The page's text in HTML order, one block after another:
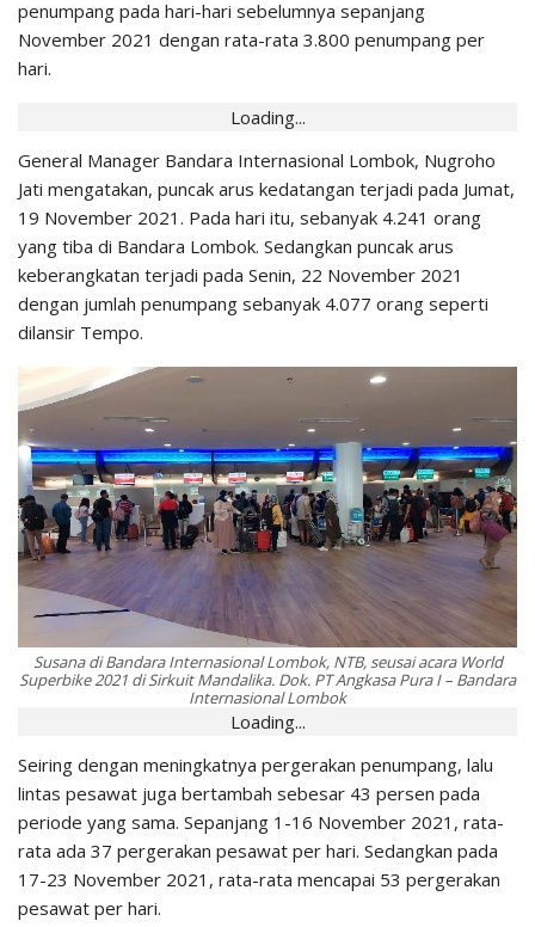
penumpang pada hari-hari sebelumnya sepanjang
November 2021 dengan rata-rata 3.800 penumpang per
hari.
Loading...
General Manager Bandara Internasional Lombok, Nugroho
Jati mengatakan, puncak arus kedatangan terjadi pada Jumat,
19 November 2021. Pada hari itu, sebanyak 4.241 orang
yang tiba di Bandara Lombok. Sedangkan puncak arus
keberangkatan terjadi pada Senin, 22 November 2021
dengan jumlah penumpang sebanyak 4.077 orang seperti
dilansir Tempo.
Susana di Bandara Internasional Lombok, NTB, seusai acara World
Superbike 2021 di Sirkuit Mandalika. Dok. PT Angkasa Pura I – Bandara
Internasional Lombok
Loading...
Seiring dengan meningkatnya pergerakan penumpang, lalu
lintas pesawat juga bertambah sebesar 43 persen pada
periode yang sama. Sepanjang 1-16 November 2021, rata-
rata ada 37 pergerakan pesawat per hari. Sedangkan pada
17-23 November 2021, rata-rata mencapai 53 pergerakan
pesawat per hari.